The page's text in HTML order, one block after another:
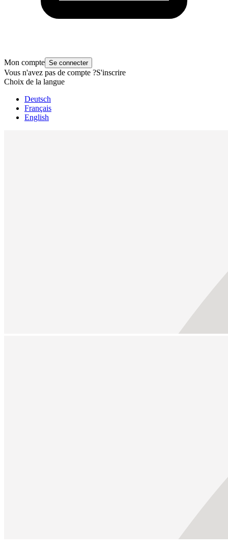
Mon compte Se connecter
Vous n'avez pas de compte ?S'inscrire
Choix de la langue
Deutsch
Français
English